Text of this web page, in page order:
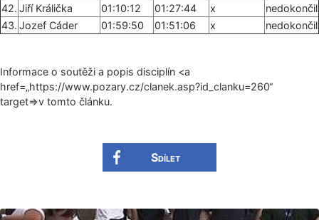
42. Jiří Králička 01:10:12 01:27:44 x
nedokončil
43. Jozef Cáder 01:59:50 01:51:06 x nedokončil
Informace o soutěži a popis disciplín <a
href=„https:/­/www.pozary.cz/cla­nek.asp?id_clan­ku=260“
target=>v tomto článku.
Sdílet